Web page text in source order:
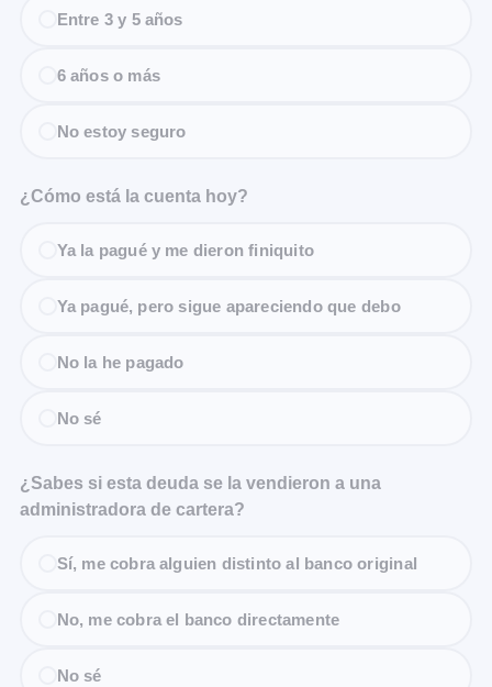
Entre 3 y 5 años
6 años o más
No estoy seguro
¿Cómo está la cuenta hoy?
Ya la pagué y me dieron finiquito
Ya pagué, pero sigue apareciendo que debo
No la he pagado
No sé
¿Sabes si esta deuda se la vendieron a una
administradora de cartera?
Sí, me cobra alguien distinto al banco original
No, me cobra el banco directamente
No sé